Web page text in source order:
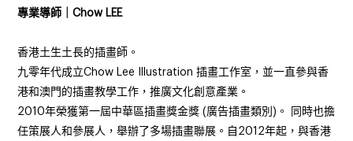
專業導師｜Chow LEE
香港土生土長的插畫師。
九零年代成立Chow Lee Illustration 插畫工作室，並一直參與香
港和澳門的插畫教學工作，推廣文化創意產業。
2010年榮獲第一屆中華區插畫獎金獎 (廣告插畫類別)。 同時也擔
任策展人和參展人，舉辦了多場插畫聯展。自2012年起，與香港